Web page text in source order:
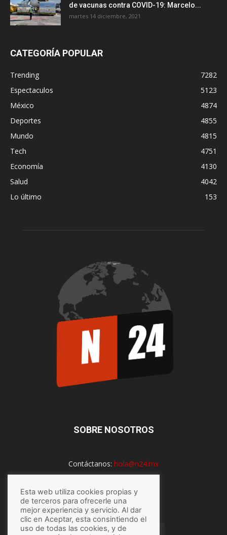
de vacunas contra COVID-19: Marcelo...
martes 14 diciembre, 2021
CATEGORÍA POPULAR
Trending
7282
Espectaculos
5123
México
4874
Deportes
4855
Mundo
4815
Tech
4751
Economía
4130
Salud
4042
Lo último
153
SOBRE NOSOTROS
Contáctanos: hola@n24.mx
SÍGUENOS
Esta web utiliza cookies propias y
de terceros para ofrecerle una
mejor experiencia y servicio. Al dar
clic en Aceptar, esta consintiendo el
uso de todas las cookies, y de